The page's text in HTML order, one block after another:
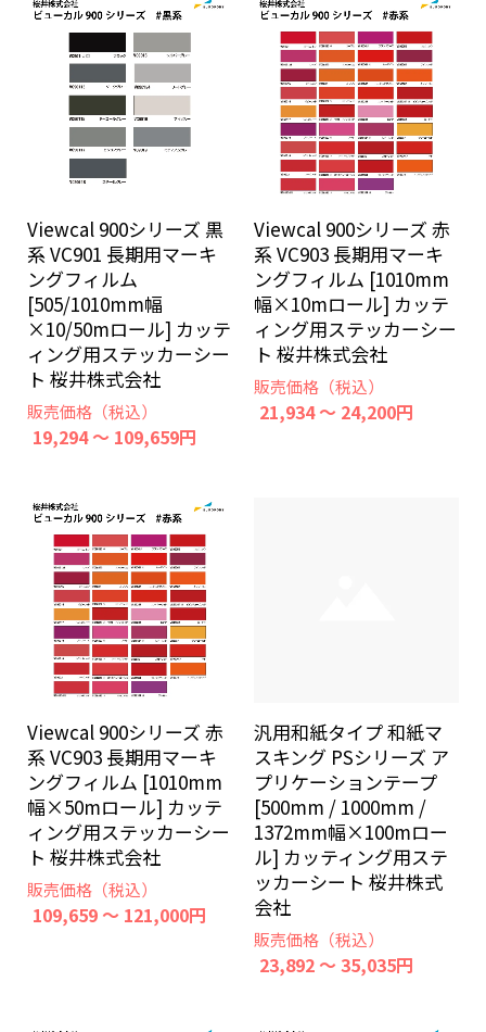
Viewcal 900シリーズ 黒
系 VC901 長期用マーキ
ングフィルム
[505/1010mm幅
×10/50mロール] カッテ
ィング用ステッカーシー
ト 桜井株式会社
販売価格（税込）
19,294 ～ 109,659円
Viewcal 900シリーズ 赤
系 VC903 長期用マーキ
ングフィルム [1010mm
幅×10mロール] カッテ
ィング用ステッカーシー
ト 桜井株式会社
販売価格（税込）
21,934 ～ 24,200円
Viewcal 900シリーズ 赤
系 VC903 長期用マーキ
ングフィルム [1010mm
幅×50mロール] カッテ
ィング用ステッカーシー
ト 桜井株式会社
販売価格（税込）
109,659 ～ 121,000円
汎用和紙タイプ 和紙マ
スキング PSシリーズ ア
プリケーションテープ
[500mm / 1000mm /
1372mm幅×100mロー
ル] カッティング用ステ
ッカーシート 桜井株式
会社
販売価格（税込）
23,892 ～ 35,035円